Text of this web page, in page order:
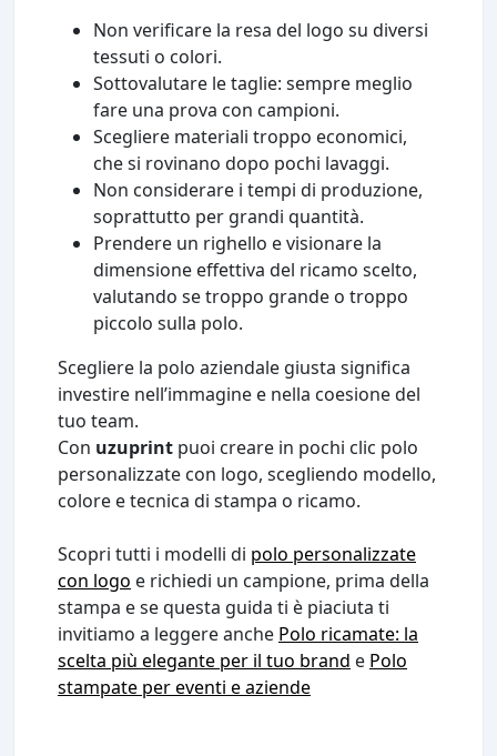
Non verificare la resa del logo su diversi
tessuti o colori.
Sottovalutare le taglie: sempre meglio
fare una prova con campioni.
Scegliere materiali troppo economici,
che si rovinano dopo pochi lavaggi.
Non considerare i tempi di produzione,
soprattutto per grandi quantità.
Prendere un righello e visionare la
dimensione effettiva del ricamo scelto,
valutando se troppo grande o troppo
piccolo sulla polo.
Scegliere la polo aziendale giusta significa
investire nell’immagine e nella coesione del
tuo team.
Con uzuprint puoi creare in pochi clic polo
personalizzate con logo, scegliendo modello,
colore e tecnica di stampa o ricamo.
Scopri tutti i modelli di polo personalizzate
con logo e richiedi un campione, prima della
stampa e se questa guida ti è piaciuta ti
invitiamo a leggere anche Polo ricamate: la
scelta più elegante per il tuo brand e Polo
stampate per eventi e aziende